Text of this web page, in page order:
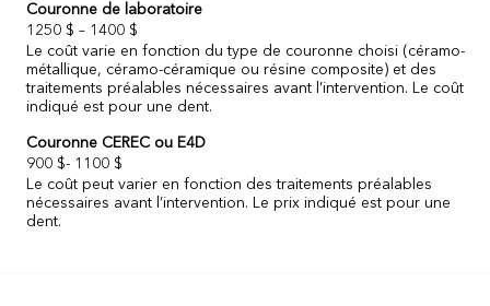
Couronne de laboratoire
1250 $ – 1400 $
Le coût varie en fonction du type de couronne choisi (céramo-
métallique, céramo-céramique ou résine composite) et des
traitements préalables nécessaires avant l’intervention. Le coût
indiqué est pour une dent.
Couronne CEREC ou E4D
900 $- 1100 $
Le coût peut varier en fonction des traitements préalables
nécessaires avant l’intervention. Le prix indiqué est pour une
dent.